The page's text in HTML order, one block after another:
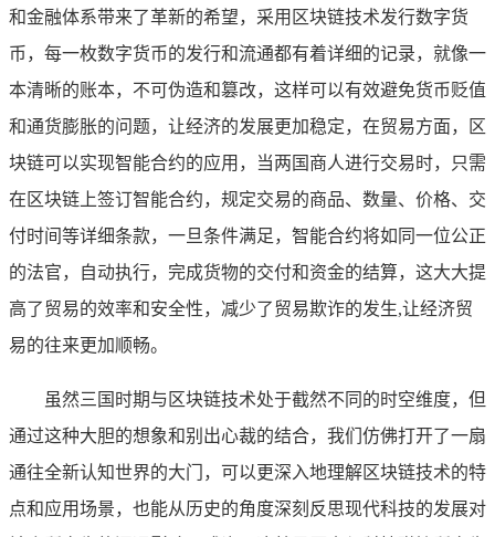
和金融体系带来了革新的希望，采用区块链技术发行数字货
币，每一枚数字货币的发行和流通都有着详细的记录，就像一
本清晰的账本，不可伪造和篡改，这样可以有效避免货币贬值
和通货膨胀的问题，让经济的发展更加稳定，在贸易方面，区
块链可以实现智能合约的应用，当两国商人进行交易时，只需
在区块链上签订智能合约，规定交易的商品、数量、价格、交
付时间等详细条款，一旦条件满足，智能合约将如同一位公正
的法官，自动执行，完成货物的交付和资金的结算，这大大提
高了贸易的效率和安全性，减少了贸易欺诈的发生,让经济贸
易的往来更加顺畅。
虽然三国时期与区块链技术处于截然不同的时空维度，但
通过这种大胆的想象和别出心裁的结合，我们仿佛打开了一扇
通往全新认知世界的大门，可以更深入地理解区块链技术的特
点和应用场景，也能从历史的角度深刻反思现代科技的发展对